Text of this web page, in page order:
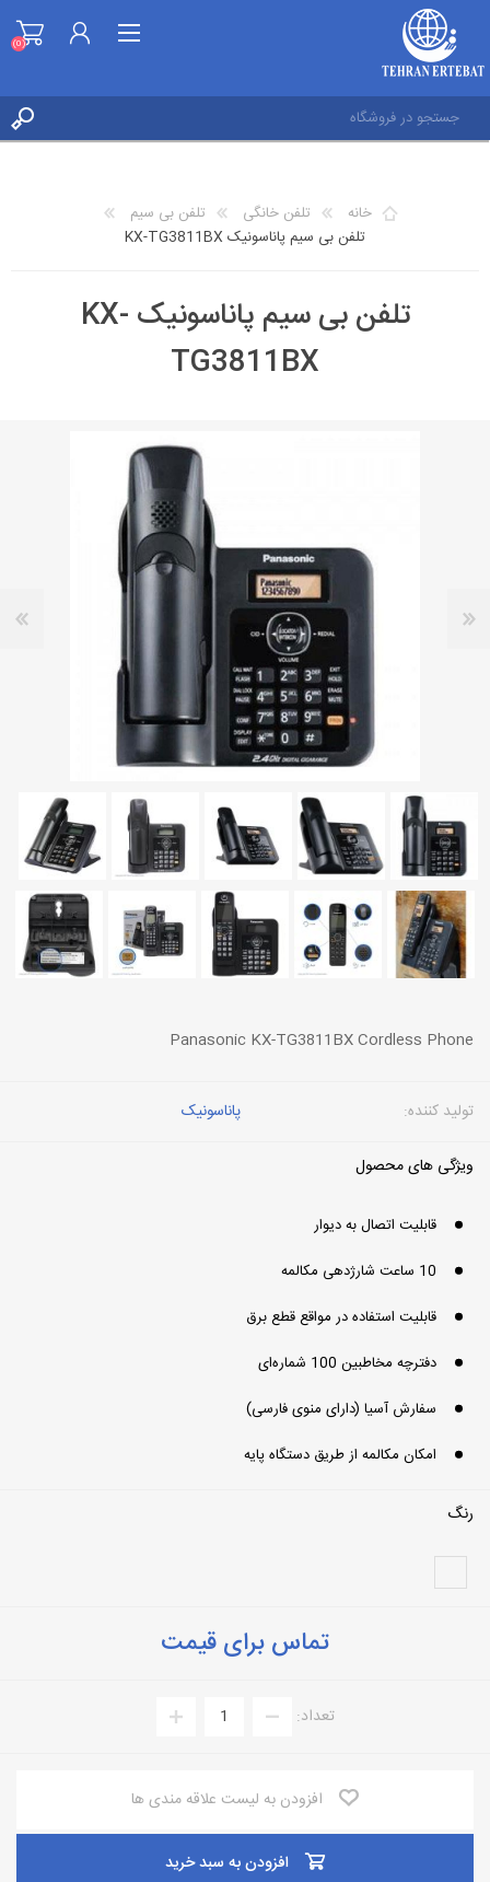
(0)
(0)
خانه تلفن خانگی
تلفن بی سیم
تلفن بی سیم پاناسونیک KX-TG3811BX
تلفن بی سیم پاناسونیک KX-
TG3811BX
Panasonic KX-TG3811BX Cordless Phone
تولید کننده: پاناسونیک
ویژگی های محصول
قابلیت اتصال به دیوار
10 ساعت شارژدهی مکالمه
قابلیت استفاده در مواقع قطع برق
دفترچه مخاطبین 100 شماره‌ای
سفارش آسیا (دارای منوی فارسی)
امکان مکالمه از طریق دستگاه پایه
رنگ
تماس برای قیمت
تعداد:
افزودن به لیست علاقه مندی ها
افزودن به سبد خرید